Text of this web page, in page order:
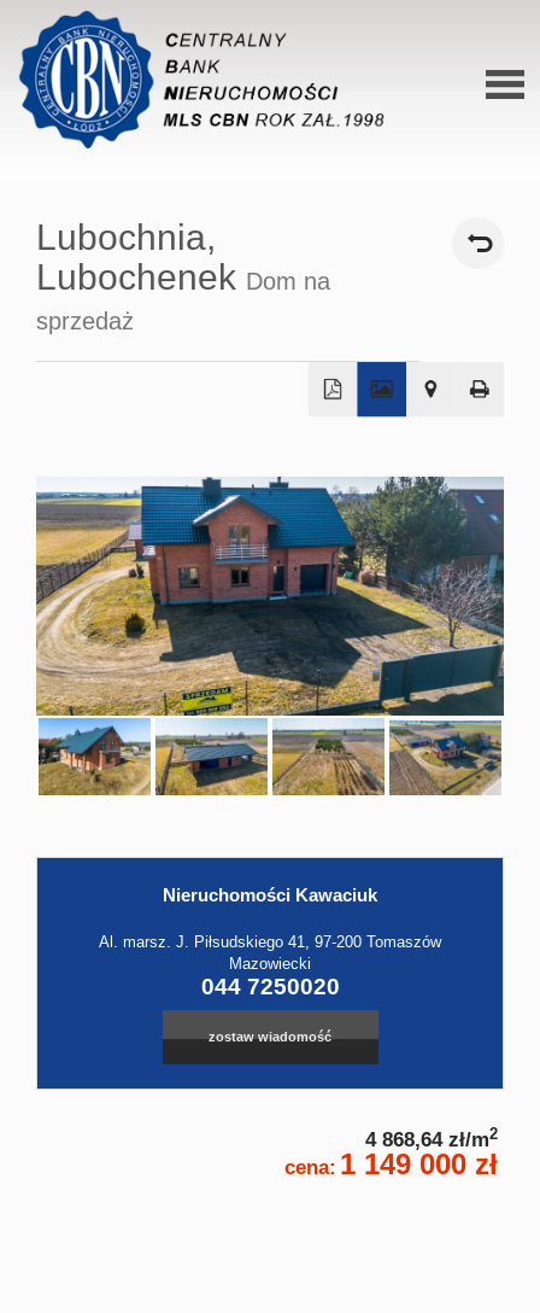
O
Lubochnia,
Lubochenek Dom na
sprzedaż
−
Nieruchomości Kawaciuk
Al. marsz. J. Piłsudskiego 41, 97-200 Tomaszów
Mazowiecki
044 7250020
zostaw wiadomość
4 868,64 zł/m2
cena: 1 149 000 zł